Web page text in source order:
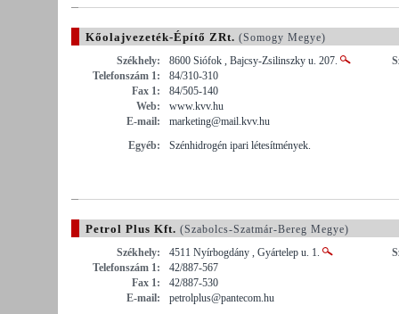
Kőolajvezeték-Építő ZRt. (Somogy Megye)
Székhely:
8600 Siófok , Bajcsy-Zsilinszky u. 207.
Telefonszám 1:
84/310-310
Fax 1:
84/505-140
Web:
www.kvv.hu
E-mail:
marketing@mail.kvv.hu
Egyéb:
Szénhidrogén ipari létesítmények.
Petrol Plus Kft. (Szabolcs-Szatmár-Bereg Megye)
Székhely:
4511 Nyírbogdány , Gyártelep u. 1.
Telefonszám 1:
42/887-567
Fax 1:
42/887-530
E-mail:
petrolplus@pantecom.hu